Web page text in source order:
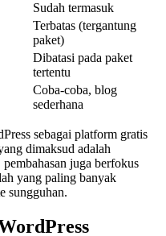
Sudah termasuk
Terbatas (tergantung
paket)
Dibatasi pada paket
tertentu
Coba-coba, blog
sederhana
sebagai platform gratis
dimaksud adalah
juga berfokus
yang paling banyak
sungguhan.